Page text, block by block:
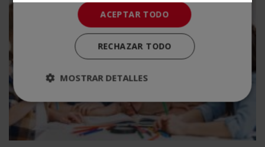
ACEPTAR TODO
RECHAZAR TODO
MOSTRAR DETALLES